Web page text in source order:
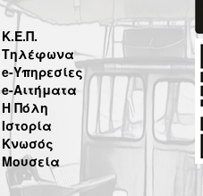
Κ.Ε.Π.
Τηλέφωνα
e-Υπηρεσίες
e-Αιτήματα
Η Πόλη
Ιστορία
Κνωσός
Μουσεία